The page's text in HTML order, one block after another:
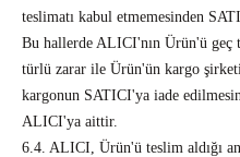
teslimatı kabul etmemesinden
Bu hallerde ALICI'nın Ürün'ü geç
türlü zarar ile Ürün'ün kargo
kargonun SATICI'ya iade
ALICI'ya aittir.
6.4. ALICI, Ürün'ü teslim aldığı